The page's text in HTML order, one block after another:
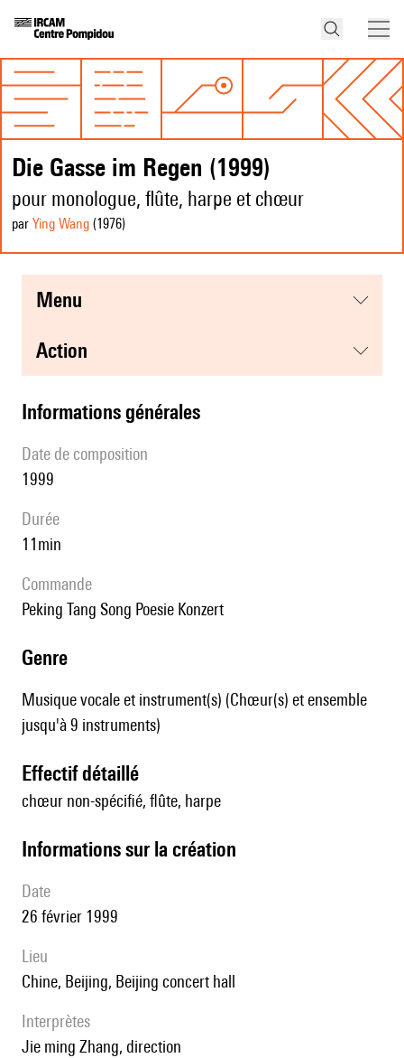
Die Gasse im Regen (1999)
pour monologue, flûte, harpe et chœur
par Ying Wang (1976)
menu
action
informations générales
date de composition
1999
durée
11min
Commande
Peking Tang Song Poesie Konzert
genre
Musique vocale et instrument(s) (Chœur(s) et ensemble
jusqu'à 9 instruments)
effectif détaillé
chœur non-spécifié, flûte, harpe
informations sur la création
date
26 février 1999
lieu
Chine, Beijing, Beijing concert hall
interprètes
Jie ming Zhang, direction